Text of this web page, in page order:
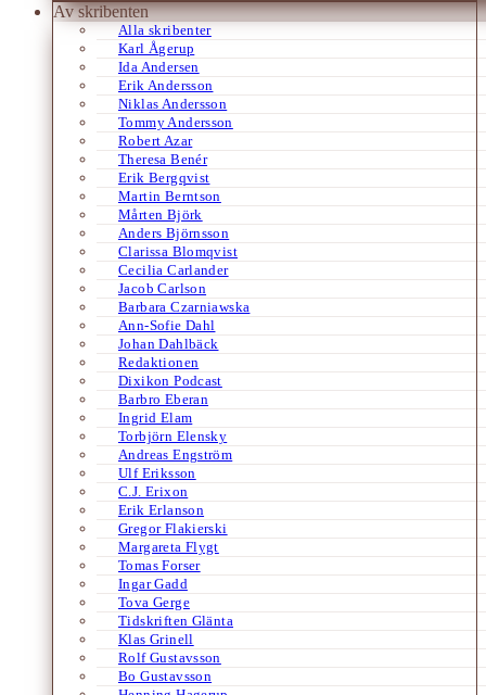
Av skribenten
Alla skribenter
Karl Ågerup
Ida Andersen
Erik Andersson
Niklas Andersson
Tommy Andersson
Robert Azar
Theresa Benér
Erik Bergqvist
Martin Berntson
Mårten Björk
Anders Björnsson
Clarissa Blomqvist
Cecilia Carlander
Jacob Carlson
Barbara Czarniawska
Ann-Sofie Dahl
Johan Dahlbäck
Redaktionen
Dixikon Podcast
Barbro Eberan
Ingrid Elam
Torbjörn Elensky
Andreas Engström
Ulf Eriksson
C.J. Erixon
Erik Erlanson
Gregor Flakierski
Margareta Flygt
Tomas Forser
Ingar Gadd
Tova Gerge
Tidskriften Glänta
Klas Grinell
Rolf Gustavsson
Bo Gustavsson